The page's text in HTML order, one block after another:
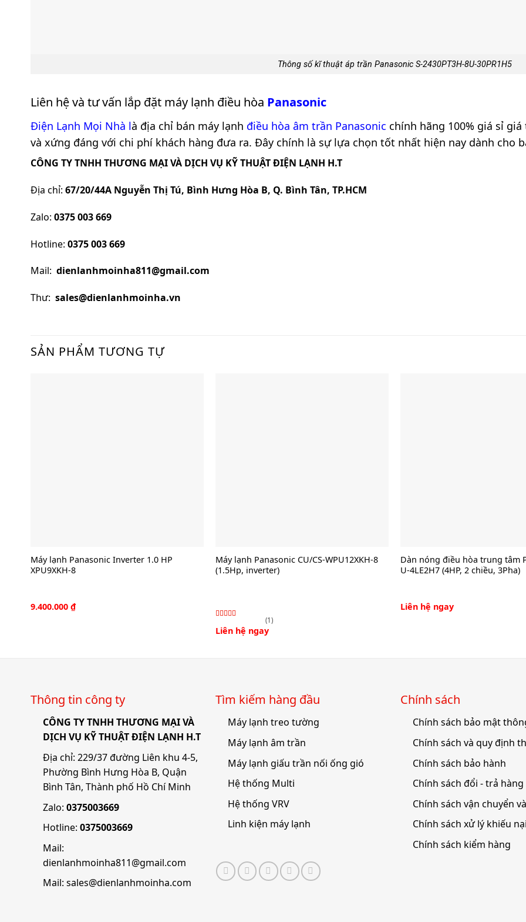
Thông số kĩ thuật áp trần Panasonic S-2430PT3H-8U-30PR1H5
Liên hệ và tư vấn lắp đặt máy lạnh điều hòa Panasonic
Điện Lạnh Mọi Nhà là địa chỉ bán máy lạnh điều hòa âm trần Panasonic chính hãng 100% giá sỉ
và xứng đáng với chi phí khách hàng đưa ra. Đây chính là sự lựa chọn tốt nhất hiện nay dành cho
CÔNG TY TNHH THƯƠNG MẠI VÀ DỊCH VỤ KỸ THUẬT ĐIỆN LẠNH H.T
Địa chỉ: 67/20/44A Nguyễn Thị Tú, Bình Hưng Hòa B, Q. Bình Tân, TP.HCM
Zalo: 0375 003 669
Hotline: 0375 003 669
Mail: dienlanhmoinha811@gmail.com
Thư: sales@dienlanhmoinha.vn
SẢN PHẨM TƯƠNG TỰ
Máy lạnh Panasonic Inverter 1.0 HP
XPU9XKH-8
9.400.000 ₫
Máy lạnh Panasonic CU/CS-WPU12XKH-8
(1.5Hp, inverter)
Được xếp
hạng 5.005
(1)
Liên hệ ngay
Dàn nóng điều hòa trung tâm
U-4LE2H7 (4HP, 2 chiều, 3Pha)
Liên hệ ngay
Thông tin công ty
CÔNG TY TNHH THƯƠNG MẠI VÀ
DỊCH VỤ KỸ THUẬT ĐIỆN LẠNH H.T
Địa chỉ: 229/37 đường Liên khu 4-5,
Phường Bình Hưng Hòa B, Quận
Bình Tân, Thành phố Hồ Chí Minh
Zalo: 0375003669
Hotline: 0375003669
Mail:
dienlanhmoinha811@gmail.com
Mail: sales@dienlanhmoinha.com
Tìm kiếm hàng đầu
Máy lạnh treo tường
Máy lạnh âm trần
Máy lạnh giấu trần nối ống gió
Hệ thống Multi
Hệ thống VRV
Linh kiện máy lạnh
Chính sách
Chính sách bảo mật
Chính sách và quy định
Chính sách bảo hành
Chính sách đổi - trả hàng
Chính sách vận chuyển
Chính sách xử lý khiếu
Chính sách kiểm hàng